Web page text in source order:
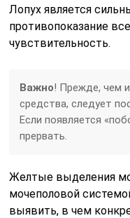
Лопух является
противопоказание
чувствительность.
Важно! Прежде, чем
средства, следует
Если появляется
прервать.
Желтые выделения
мочеполовой
выявить, в чем